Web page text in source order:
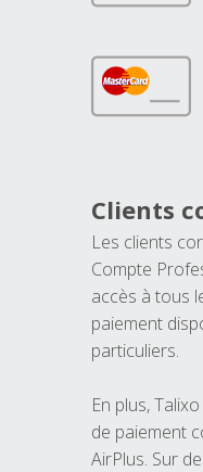
Clients
Les clients
Compte
accès à tous
paiement
particuliers.
En plus,
de paiement
AirPlus. Sur